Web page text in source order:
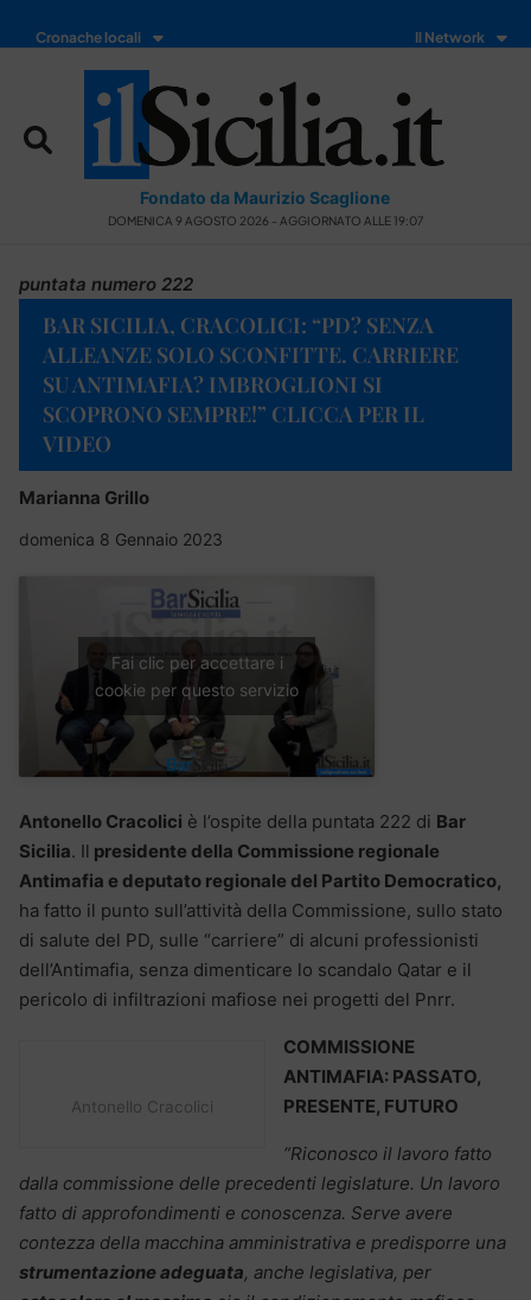
Cronache locali Il Network
Fondato da Maurizio Scaglione
DOMENICA 9 AGOSTO 2026 - AGGIORNATO ALLE 19:07
puntata numero 222
BAR SICILIA, CRACOLICI: “PD? SENZA
ALLEANZE SOLO SCONFITTE. CARRIERE
SU ANTIMAFIA? IMBROGLIONI SI
SCOPRONO SEMPRE!” CLICCA PER IL
VIDEO
Marianna Grillo
domenica 8 Gennaio 2023
Fai clic per accettare i
cookie per questo servizio
Antonello Cracolici è l’ospite della puntata 222 di Bar
Sicilia. Il presidente della Commissione regionale
Antimafia e deputato regionale del Partito Democratico,
ha fatto il punto sull’attività della Commissione, sullo stato
di salute del PD, sulle “carriere” di alcuni professionisti
dell’Antimafia, senza dimenticare lo scandalo Qatar e il
pericolo di infiltrazioni mafiose nei progetti del Pnrr.
Antonello Cracolici
COMMISSIONE
ANTIMAFIA: PASSATO,
PRESENTE, FUTURO
“Riconosco il lavoro fatto
dalla commissione delle precedenti legislature. Un lavoro
fatto di approfondimenti e conoscenza. Serve avere
contezza della macchina amministrativa e predisporre una
strumentazione adeguata, anche legislativa, per